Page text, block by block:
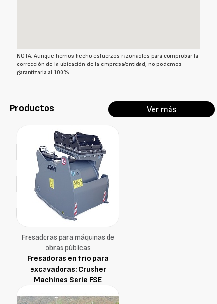
NOTA: Aunque hemos hecho esfuerzos razonables para comprobar la
corrección de la ubicación de la empresa/entidad, no podemos
garantizarla al 100%
Productos Ver más
Fresadoras para máquinas de
obras públicas
Fresadoras en frío para
excavadoras: Crusher
Machines Serie FSE